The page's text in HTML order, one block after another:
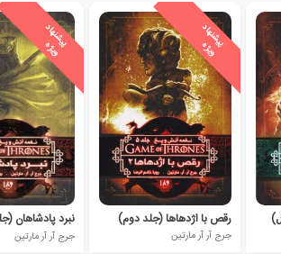
پ
ی
ش
ن
ه
ا
د
و
ی
ژ
ه
رقص با اژدهاها (جلد دوم)
جرج آر آر مارتین
پ
ی
ش
ن
ه
ا
د
و
ی
ژ
ه
نبرد پادشاهان
جرج آر آر مارتین